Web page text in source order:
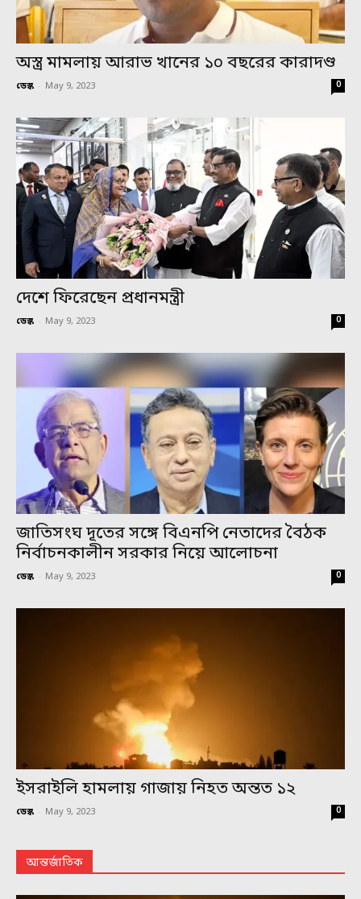
অস্ত্র মামলায় আরাভ খানের ১০ বছরের কারাদণ্ড
ডেস্ক - May 9, 2023 0
দেশে ফিরেছেন প্রধানমন্ত্রী
ডেস্ক - May 9, 2023 0
জাতিসংঘ দূতের সঙ্গে বিএনপি নেতাদের বৈঠক
নির্বাচনকালীন সরকার নিয়ে আলোচনা
ডেস্ক - May 9, 2023 0
ইসরাইলি হামলায় গাজায় নিহত অন্তত ১২
ডেস্ক - May 9, 2023 0
আন্তর্জাতিক